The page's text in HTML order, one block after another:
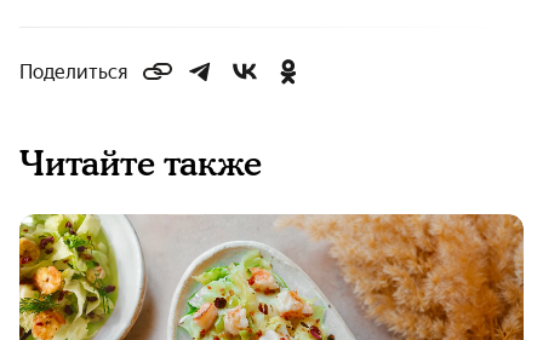
Поделиться
Читайте также